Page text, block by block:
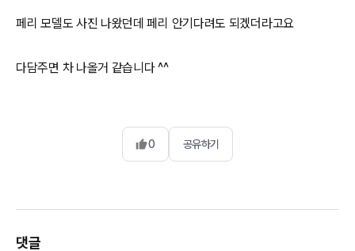
페리 모델도 사진 나왔던데 페리 안기다려도 되겠더라고요
다담주면 차 나올거 같습니다 ^^
0 공유하기
댓글